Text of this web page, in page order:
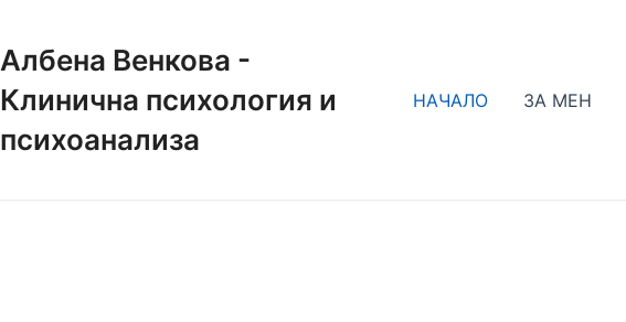
Албена Венкова -
Клинична психология и
психоанализа
НАЧАЛО ЗА МЕН